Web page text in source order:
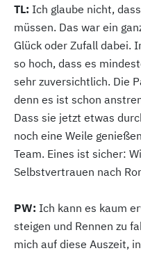
TL: Ich glaube nicht,
müssen. Das war ein
Glück oder Zufall dabei.
so hoch, dass es
sehr zuversichtlich. Die
denn es ist schon
Dass sie jetzt etwas
noch eine Weile
Team. Eines ist sicher:
Selbstvertrauen nach
PW: Ich kann es kaum
steigen und Rennen zu
mich auf diese Auszeit,